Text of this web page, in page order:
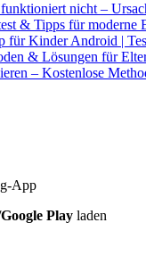
nicht –
& Tipps für moderne
für Kinder Android |
& Lösungen für
– Kostenlose
App
Play laden